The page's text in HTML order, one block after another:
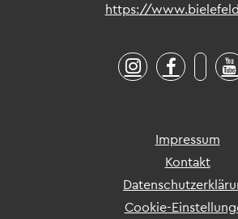
https://
Impressum
Kontakt
Cookie-